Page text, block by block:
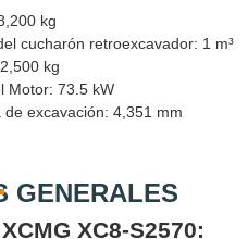
kg
cucharón retroexcavador: 1 m³
kg
Motor: 73.5 kW
excavación: 4,351 mm
GENERALES
XC8-S2570: